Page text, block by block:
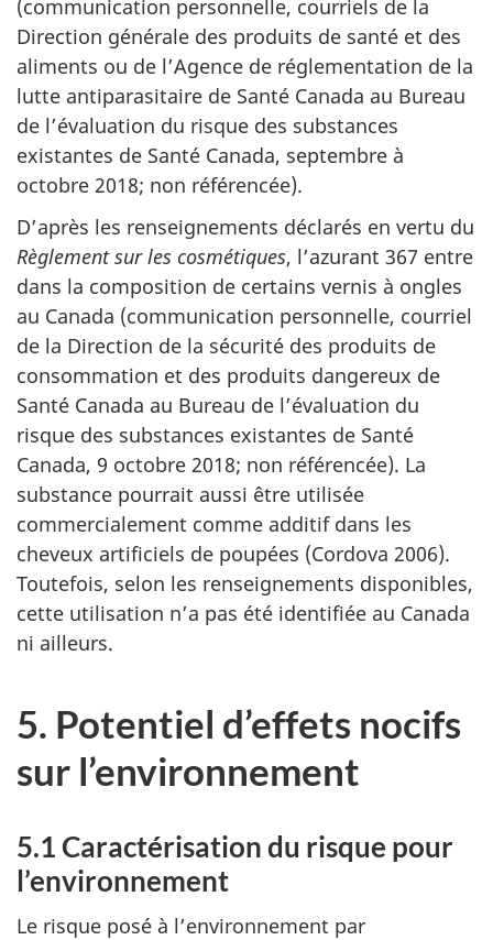
(communication personnelle, courriels de la
Direction générale des produits de santé et des
aliments ou de l’Agence de réglementation de la
lutte antiparasitaire de Santé Canada au Bureau
de l’évaluation du risque des substances
existantes de Santé Canada, septembre à
octobre 2018; non référencée).
D’après les renseignements déclarés en vertu du
Règlement sur les cosmétiques, l’azurant 367 entre
dans la composition de certains vernis à ongles
au Canada (communication personnelle, courriel
de la Direction de la sécurité des produits de
consommation et des produits dangereux de
Santé Canada au Bureau de l’évaluation du
risque des substances existantes de Santé
Canada, 9 octobre 2018; non référencée). La
substance pourrait aussi être utilisée
commercialement comme additif dans les
cheveux artificiels de poupées (Cordova 2006).
Toutefois, selon les renseignements disponibles,
cette utilisation n’a pas été identifiée au Canada
ni ailleurs.
5. Potentiel d’effets nocifs
sur l’environnement
5.1 Caractérisation du risque pour
l’environnement
Le risque posé à l’environnement par